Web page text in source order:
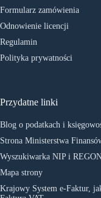
Formularz zamówienia
Odnowienie licencji
Regulamin
Polityka prywatności
Przydatne linki
Blog o podatkach i
Strona Ministerstwa
Wyszukiwarka NIP i
Mapa strony
Krajowy System e-Faktur,